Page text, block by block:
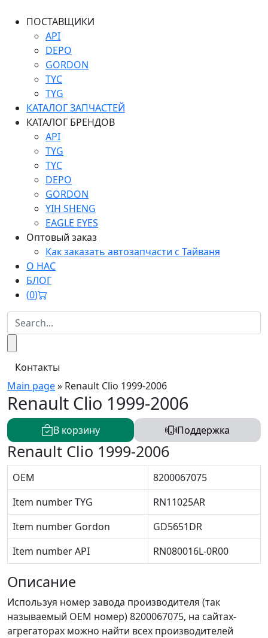
ПОСТАВЩИКИ
API
DEPO
GORDON
TYC
TYG
КАТАЛОГ ЗАПЧАСТЕЙ
КАТАЛОГ БРЕНДОВ
API
TYG
TYC
DEPO
GORDON
YIH SHENG
EAGLE EYES
Оптовый заказ
Как заказать автозапчасти с Тайваня
О НАС
БЛОГ
(0)
Контакты
Main page» Renault Clio 1999-2006
Renault Clio 1999-2006
В корзину Поддержка
Renault Clio 1999-2006
OEM
8200067075
Item number TYG
RN11025AR
Item number Gordon
GD5651DR
Item number API
RN080016L-0R00
Описание
Используя номер завода производителя (так
называемый ОЕМ номер) 8200067075, на сайтах-
агрегаторах можно найти всех производителей